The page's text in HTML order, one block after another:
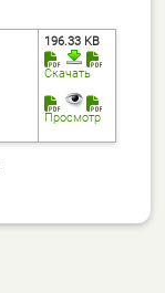
196.33 KB
Скачать
Просмотр